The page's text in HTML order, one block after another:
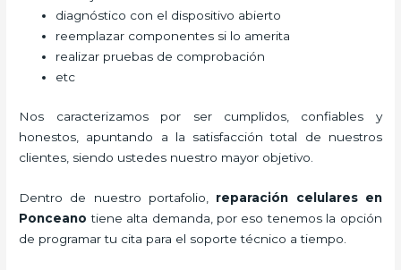
diagnóstico con el dispositivo abierto
reemplazar componentes si lo amerita
realizar pruebas de comprobación
etc
Nos caracterizamos por ser cumplidos, confiables y
honestos, apuntando a la satisfacción total de nuestros
clientes, siendo ustedes nuestro mayor objetivo.
Dentro de nuestro portafolio, reparación celulares en
Ponceano tiene alta demanda, por eso tenemos la opción
de programar tu cita para el soporte técnico a tiempo.